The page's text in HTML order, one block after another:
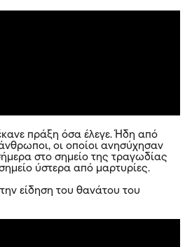
πράξη όσα έλεγε. Ήδη από
οι οποίοι ανησύχησαν
στο σημείο της τραγωδίας
ύστερα από μαρτυρίες.
είδηση του θανάτου του